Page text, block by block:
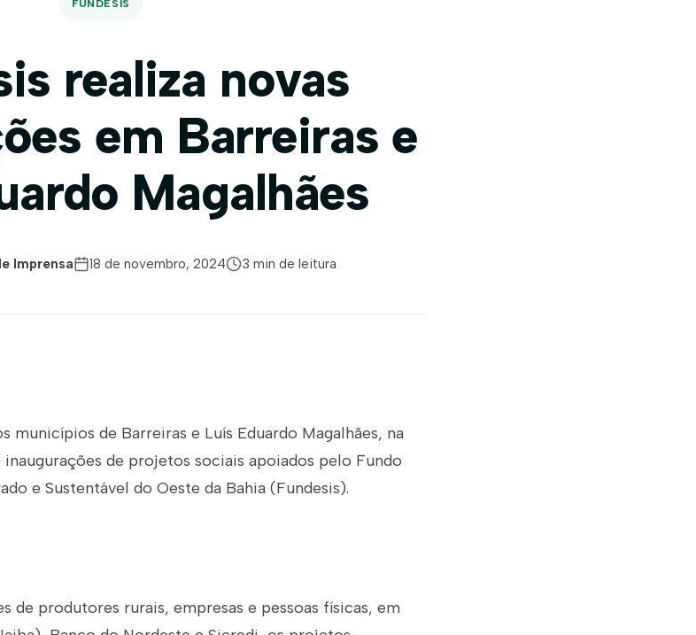
FUNDESIS
realiza novas
em Barreiras e
Magalhães
Imprensa 18 de novembro, 2024 3 min de leitura
municípios de Barreiras e Luís Eduardo Magalhães, na
de projetos sociais apoiados pelo Fundo
e Sustentável do Oeste da Bahia (Fundesis).
de produtores rurais, empresas e pessoas físicas, em